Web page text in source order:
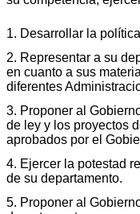
1. Desarrollar la
2. Representar a su
en cuanto a sus
diferentes
3. Proponer al
de ley y los proyectos
aprobados por el
4. Ejercer la potestad
de su departamento.
5. Proponer al